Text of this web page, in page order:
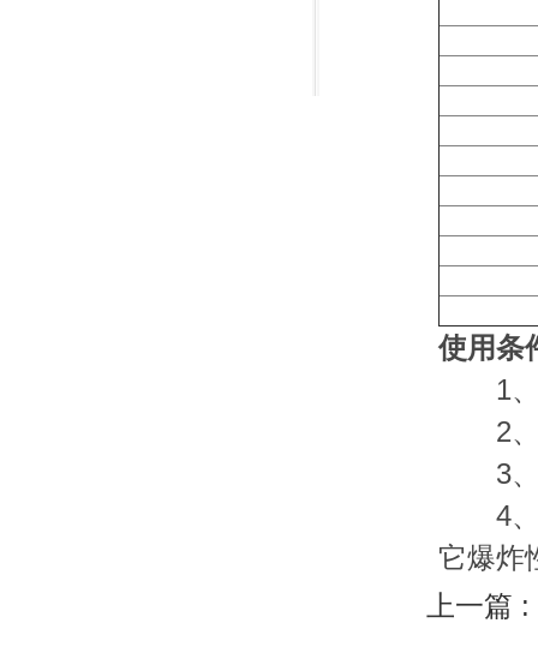
使用条
1、
2、
3、
4、
它爆炸
上一篇 :